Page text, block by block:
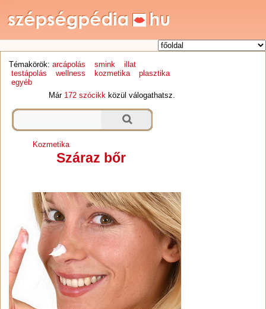
Témakörök: arcápolás smink
illat
testápolás
wellness kozmetika
plasztika
egyéb
Már 172 szócikk közül válogathatsz.
Kozmetika
Száraz bőr